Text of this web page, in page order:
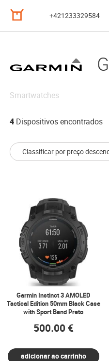
+421233329584
Smartwatches
4 Dispositivos encontrados
Garmin Instinct 3 AMOLED
Tactical Edition 50mm Black Case
with Sport Band Preto
500.00 €
adicionar ao carrinho